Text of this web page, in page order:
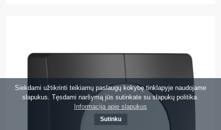
Siekdami užtikrinti teikiamų paslaugų kokybę tinklapyje naudojame
slapukus. Tęsdami naršymą jūs sutinkate su slapukų politika.
Informacija apie slapukus
Sutinku